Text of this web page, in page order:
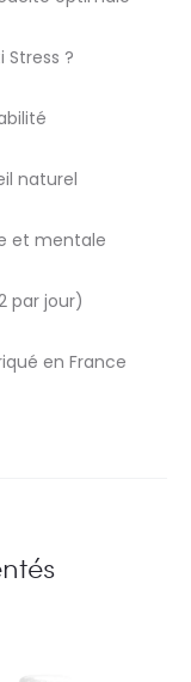
Stress ?
naturel
et mentale
par jour)
en France